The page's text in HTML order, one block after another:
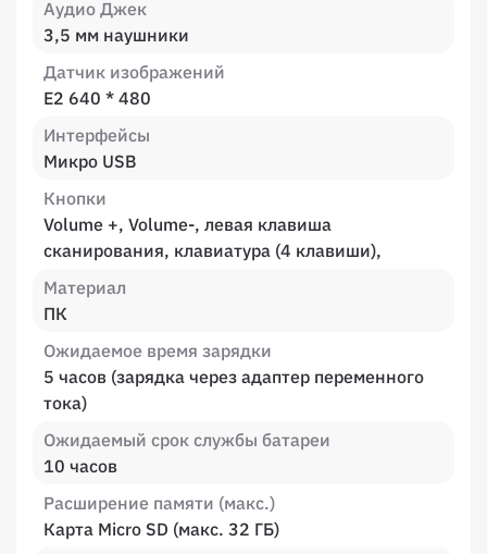
Аудио Джек
3,5 мм наушники
Датчик изображений
E2 640 * 480
Интерфейсы
Микро USB
Кнопки
Volume +, Volume-, левая клавиша
сканирования, клавиатура (4 клавиши),
Материал
ПК
Ожидаемое время зарядки
5 часов (зарядка через адаптер переменного
тока)
Ожидаемый срок службы батареи
10 часов
Расширение памяти (макс.)
Карта Micro SD (макс. 32 ГБ)